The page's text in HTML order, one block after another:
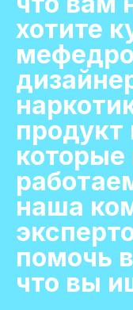
хотите
наша
помочь
что вы